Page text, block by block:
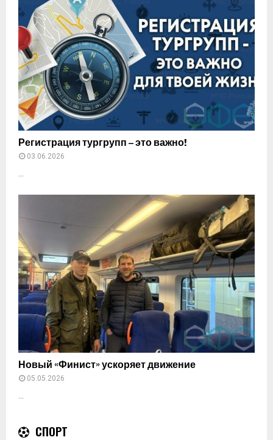
Регистрация тургрупп – это важно!
03.06.2026
Новый «Финист» ускоряет движение
05.05.2026
СПОРТ